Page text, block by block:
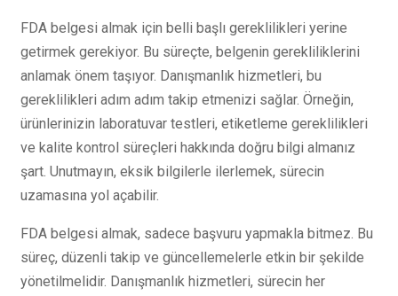
FDA belgesi almak için belli başlı gereklilikleri yerine
getirmek gerekiyor. Bu süreçte, belgenin gerekliliklerini
anlamak önem taşıyor. Danışmanlık hizmetleri, bu
gereklilikleri adım adım takip etmenizi sağlar. Örneğin,
ürünlerinizin laboratuvar testleri, etiketleme gereklilikleri
ve kalite kontrol süreçleri hakkında doğru bilgi almanız
şart. Unutmayın, eksik bilgilerle ilerlemek, sürecin
uzamasına yol açabilir.
FDA belgesi almak, sadece başvuru yapmakla bitmez. Bu
süreç, düzenli takip ve güncellemelerle etkin bir şekilde
yönetilmelidir. Danışmanlık hizmetleri, sürecin her